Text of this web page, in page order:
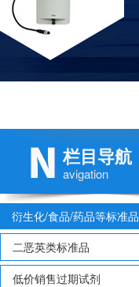
栏目导航
avigation
衍生化/食品/药品等标准品
二恶英类标准品
低价销售过期试剂